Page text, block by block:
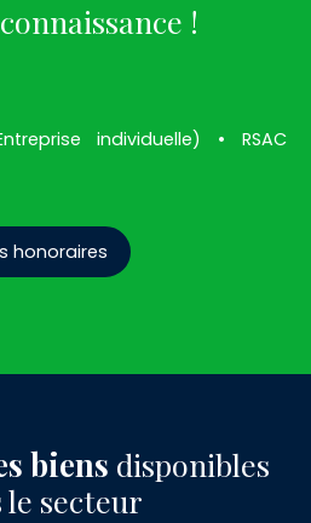
connaissance !
individuelle) • RSAC
honoraires
biens disponibles
le secteur